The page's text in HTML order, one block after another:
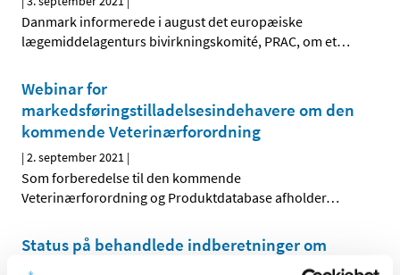
Danmark informerede i august det europæiske
lægemiddelagenturs bivirkningskomité, PRAC, om et…
Webinar for
markedsføringstilladelsesindehavere om den
kommende Veterinærforordning
|2. september 2021 |
Som forberedelse til den kommende
Veterinærforordning og Produktdatabase afholder…
Status på behandlede indberetninger om
formodede bivirkninger ved Spikevax